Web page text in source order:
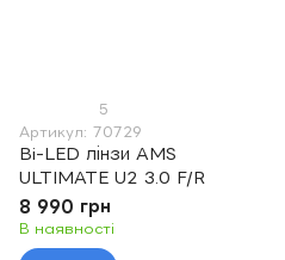
5
Артикул: 70729
Bi-LED лінзи AMS
ULTIMATE U2 3.0 F/R
8 990 грн
В наявності